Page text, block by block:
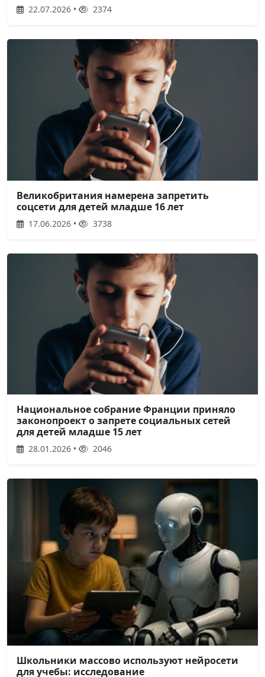
22.07.2026 • 2374
Великобритания намерена запретить
соцсети для детей младше 16 лет
17.06.2026 • 3738
Национальное собрание Франции приняло
законопроект о запрете социальных сетей
для детей младше 15 лет
28.01.2026 • 2046
Школьники массово используют нейросети
для учебы: исследование